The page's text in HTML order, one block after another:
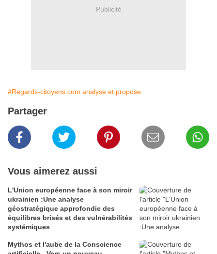
Publicité
#Regards-citoyens.com analyse et propose
Partager
Vous aimerez aussi
L'Union européenne face à son miroir
ukrainien :Une analyse
géostratégique approfondie des
équilibres brisés et des vulnérabilités
systémiques
Mythos et l'aube de la Conscience